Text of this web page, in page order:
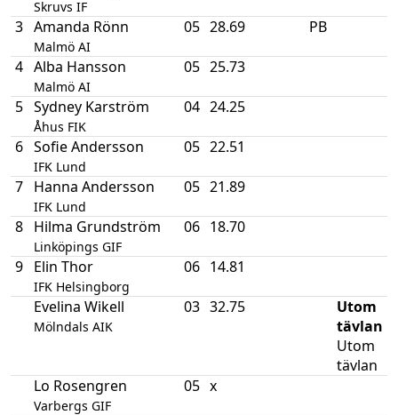
Skruvs IF
3 Amanda Rönn
Malmö AI
05 28.69 PB
4 Alba Hansson
Malmö AI
05 25.73
5 Sydney Karström
Åhus FIK
04 24.25
6 Sofie Andersson
IFK Lund
05 22.51
7 Hanna Andersson
IFK Lund
05 21.89
8 Hilma Grundström
Linköpings GIF
06 18.70
9 Elin Thor
IFK Helsingborg
06 14.81
Evelina Wikell
Mölndals AIK
03 32.75
Utom
tävlan
Utom
tävlan
Lo Rosengren
Varbergs GIF
05 x